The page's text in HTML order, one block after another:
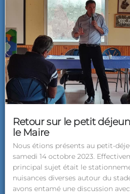
Retour sur le petit
le Maire
Nous étions présents au petit-
samedi 14 octobre 2023.
principal sujet était le
nuisances diverses autour du
avons entamé une discussion avec...